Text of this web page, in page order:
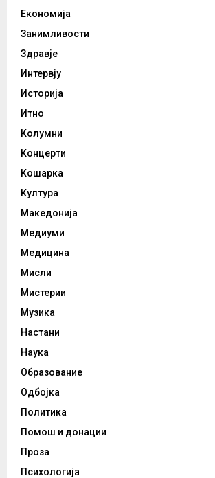
Економија
Занимливости
Здравје
Интервју
Историја
Итно
Колумни
Концерти
Кошарка
Култура
Македонија
Медиуми
Медицина
Мисли
Мистерии
Музика
Настани
Наука
Образование
Одбојка
Политика
Помош и донации
Проза
Психологија